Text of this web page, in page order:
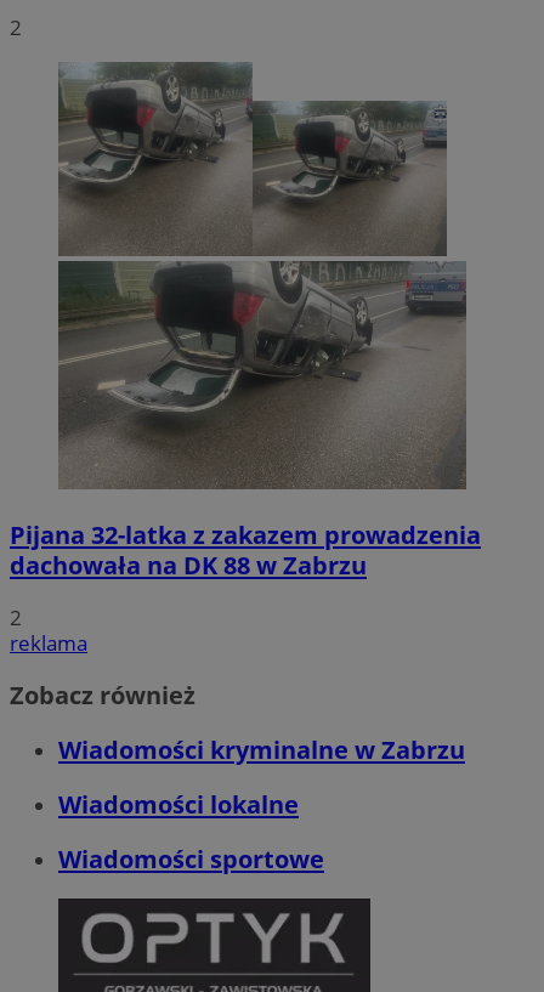
2
Pijana 32-latka z zakazem prowadzenia
dachowała na DK 88 w Zabrzu
2
reklama
Zobacz również
Wiadomości kryminalne w Zabrzu
Wiadomości lokalne
Wiadomości sportowe